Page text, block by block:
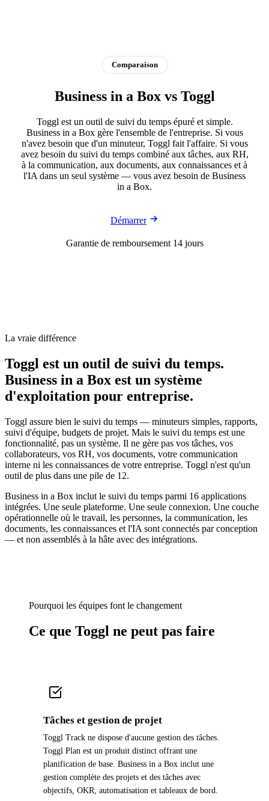
Comparaison
Business in a Box vs Toggl
Toggl est un outil de suivi du temps épuré et simple.
Business in a Box gère l'ensemble de l'entreprise. Si vous
n'avez besoin que d'un minuteur, Toggl fait l'affaire. Si vous
avez besoin du suivi du temps combiné aux tâches, aux RH,
à la communication, aux documents, aux connaissances et à
l'IA dans un seul système — vous avez besoin de Business
in a Box.
Démarrer
Garantie de remboursement 14 jours
La vraie différence
Toggl est un outil de suivi du temps.
Business in a Box est un système
d'exploitation pour entreprise.
Toggl assure bien le suivi du temps — minuteurs simples, rapports,
suivi d'équipe, budgets de projet. Mais le suivi du temps est une
fonctionnalité, pas un système. Il ne gère pas vos tâches, vos
collaborateurs, vos RH, vos documents, votre communication
interne ni les connaissances de votre entreprise. Toggl n'est qu'un
outil de plus dans une pile de 12.
Business in a Box inclut le suivi du temps parmi 16 applications
intégrées. Une seule plateforme. Une seule connexion. Une couche
opérationnelle où le travail, les personnes, la communication, les
documents, les connaissances et l'IA sont connectés par conception
— et non assemblés à la hâte avec des intégrations.
Pourquoi les équipes font le changement
Ce que Toggl ne peut pas faire
Tâches et gestion de projet
Toggl Track ne dispose d'aucune gestion des tâches.
Toggl Plan est un produit distinct offrant une
planification de base. Business in a Box inclut une
gestion complète des projets et des tâches avec
objectifs, OKR, automatisation et tableaux de bord.